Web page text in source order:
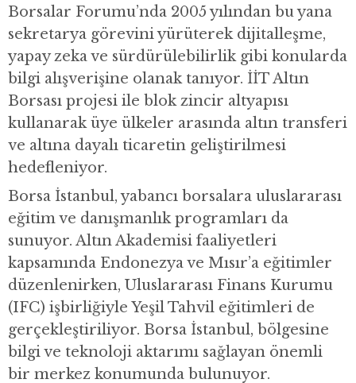
Borsalar Forumu’nda 2005 yılından bu yana
sekretarya görevini yürüterek dijitalleşme,
yapay zeka ve sürdürülebilirlik gibi konularda
bilgi alışverişine olanak tanıyor. İİT Altın
Borsası projesi ile blok zincir altyapısı
kullanarak üye ülkeler arasında altın transferi
ve altına dayalı ticaretin geliştirilmesi
hedefleniyor.
Borsa İstanbul, yabancı borsalara uluslararası
eğitim ve danışmanlık programları da
sunuyor. Altın Akademisi faaliyetleri
kapsamında Endonezya ve Mısır’a eğitimler
düzenlenirken, Uluslararası Finans Kurumu
(IFC) işbirliğiyle Yeşil Tahvil eğitimleri de
gerçekleştiriliyor. Borsa İstanbul, bölgesine
bilgi ve teknoloji aktarımı sağlayan önemli
bir merkez konumunda bulunuyor.